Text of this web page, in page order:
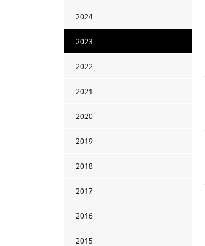
2024
2023
2022
2021
2020
2019
2018
2017
2016
2015